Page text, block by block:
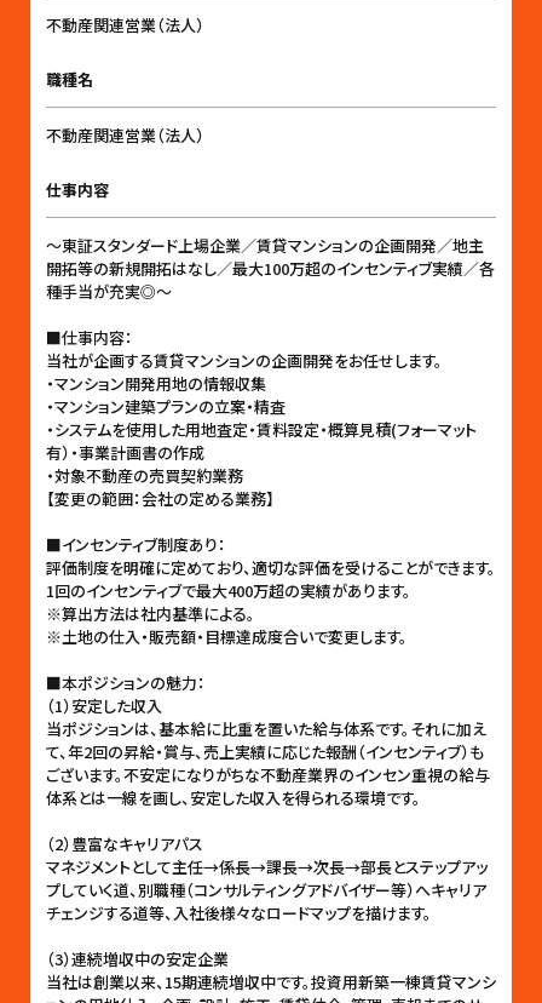
不動産関連営業（法人）
職種名
不動産関連営業（法人）
仕事内容
〜東証スタンダード上場企業／賃貸マンションの企画開発／地主
開拓等の新規開拓はなし／最大100万超のインセンティブ実績／各
種手当が充実◎〜
■仕事内容：
当社が企画する賃貸マンションの企画開発をお任せします。
・マンション開発用地の情報収集
・マンション建築プランの立案・精査
・システムを使用した用地査定・賃料設定・概算見積(フォーマット
有）・事業計画書の作成
・対象不動産の売買契約業務
【変更の範囲：会社の定める業務】
■インセンティブ制度あり：
評価制度を明確に定めており、適切な評価を受けることができます。
1回のインセンティブで最大400万超の実績があります。
※算出方法は社内基準による。
※土地の仕入・販売額・目標達成度合いで変更します。
■本ポジションの魅力：
（1）安定した収入
当ポジションは、基本給に比重を置いた給与体系です。それに加え
て、年2回の昇給・賞与、売上実績に応じた報酬（インセンティブ）も
ございます。不安定になりがちな不動産業界のインセン重視の給与
体系とは一線を画し、安定した収入を得られる環境です。
（2）豊富なキャリアパス
マネジメントとして主任→係長→課長→次長→部長とステップアッ
プしていく道、別職種（コンサルティングアドバイザー等）へキャリア
チェンジする道等、入社後様々なロードマップを描けます。
（3）連続増収中の安定企業
当社は創業以来、15期連続増収中です。投資用新築一棟賃貸マンシ